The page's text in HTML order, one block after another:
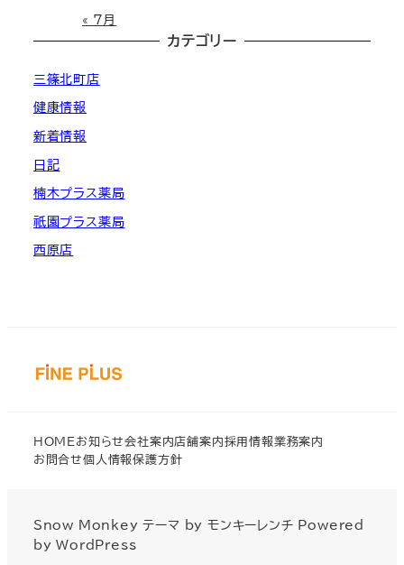
« 7月
カテゴリー
三篠北町店
健康情報
新着情報
日記
楠木プラス薬局
祇園プラス薬局
西原店
HOMEお知らせ会社案内店舗案内採用情報業務案内
お問合せ個人情報保護方針
Snow Monkey テーマ byモンキーレンチ Powered
byWordPress